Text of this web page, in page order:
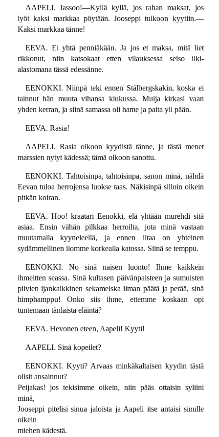
AAPELI. Jassoo!—Kyllä kyllä, jos rahan maksat, jos
lyöt kaksi markkaa pöytään. Jooseppi tulkoon kyytiin.—
Kaksi markkaa tänne!
EEVA. Ei yhtä penniäkään. Ja jos et maksa, mitä liet
rikkonut, niin katsokaat etten vilauksessa seiso ilki-
alastomana tässä edessänne.
EENOKKI. Niinpä teki ennen Stålbergskakin, koska ei
tainnut hän muuta vihansa kiukussa. Muija kirkasi vaan
yhden kerran, ja siinä samassa oli hame ja paita yli pään.
EEVA. Rasia!
AAPELI. Rasia olkoon kyydistä tänne, ja tästä menet
marssien nytyt kädessä; tämä olkoon sanottu.
EENOKKI. Tahtoisinpa, tahtoisinpa, sanon minä, nähdä
Eevan tuloa herrojensa luokse taas. Näkisinpä silloin oikein
pitkän koiran.
EEVA. Hoo! kraatari Eenokki, elä yhtään murehdi sitä
asiaa. Ensin vähän pilkkaa herroilta, jota minä vastaan
muutamalla kyyneleellä, ja ennen iltaa on yhteinen
sydämmellinen ilomme korkealla katossa. Siinä se temppu.
EENOKKI. No sinä naisen luonto! Ihme kaikkein
ihmeitten seassa. Sinä kultasen päivänpaisteen ja sumuisten
pilvien ijankaikkinen sekamelska ilman päätä ja perää, sinä
himphamppu! Onko siis ihme, ettemme koskaan opi
tuntemaan tänlaista eläintä?
EEVA. Hevonen eteen, Aapeli! Kyyti!
AAPELI. Sinä kopeilet?
EENOKKI. Kyyti? Arvaas minkäkaltaisen kyydin tästä
olisit ansainnut?
Peijakas! jos tekisimme oikein, niin pääs ottaisin syliini
minä,
Jooseppi pitelisi sinua jaloista ja Aapeli itse antaisi sinulle
oikein
miehen kädestä.